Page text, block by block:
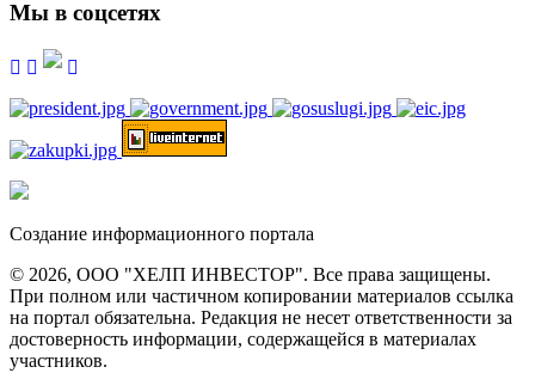
Мы в соцсетях
Создание информационного портала
© 2026, ООО "ХЕЛП ИНВЕСТОР". Все права защищены.
При полном или частичном копировании материалов ссылка
на портал обязательна. Редакция не несет ответственности за
достоверность информации, содержащейся в материалах
участников.